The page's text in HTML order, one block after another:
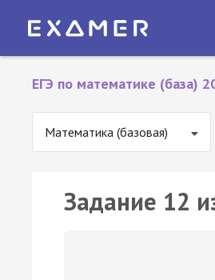
ЕГЭ по математике (база)
Математика (базовая)
Задание 12